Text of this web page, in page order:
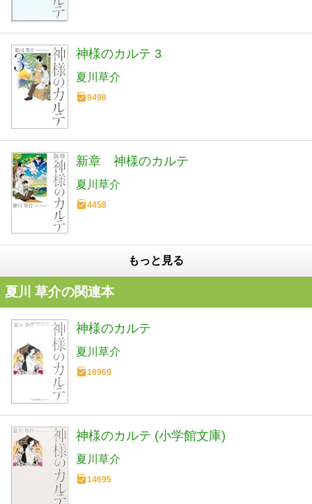
神様のカルテ 3
夏川草介
9498
新章 神様のカルテ
夏川草介
4458
もっと見る
夏川 草介の関連本
神様のカルテ
夏川草介
18969
神様のカルテ (小学館文庫)
夏川草介
14695